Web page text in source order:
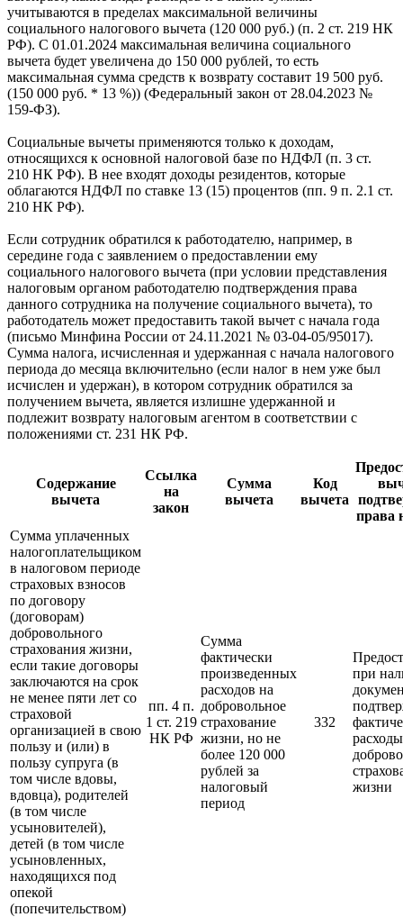
учитываются в пределах максимальной величины
социального налогового вычета (120 000 руб.) (п. 2 ст. 219 НК
РФ). С 01.01.2024 максимальная величина социального
вычета будет увеличена до 150 000 рублей, то есть
максимальная сумма средств к возврату составит 19 500 руб.
(150 000 руб. * 13 %)) (Федеральный закон от 28.04.2023 №
159-ФЗ).
Социальные вычеты применяются только к доходам,
относящихся к основной налоговой базе по НДФЛ (п. 3 ст.
210 НК РФ). В нее входят доходы резидентов, которые
облагаются НДФЛ по ставке 13 (15) процентов (пп. 9 п. 2.1 ст.
210 НК РФ).
Если сотрудник обратился к работодателю, например, в
середине года с заявлением о предоставлении ему
социального налогового вычета (при условии представления
налоговым органом работодателю подтверждения права
данного сотрудника на получение социального вычета), то
работодатель может предоставить такой вычет с начала года
(письмо Минфина России от 24.11.2021 № 03-04-05/95017).
Сумма налога, исчисленная и удержанная с начала налогового
периода до месяца включительно (если налог в нем уже был
исчислен и удержан), в котором сотрудник обратился за
получением вычета, является излишне удержанной и
подлежит возврату налоговым агентом в соответствии с
положениями ст. 231 НК РФ.
Содержание
вычета
Ссылка
на
закон
Сумма
вычета
Код
вычета
права
Сумма уплаченных
налогоплательщиком
в налоговом периоде
страховых взносов
по договору
(договорам)
добровольного
страхования жизни,
если такие договоры
заключаются на срок
не менее пяти лет со
страховой
организацией в свою
пользу и (или) в
пользу супруга (в
том числе вдовы,
вдовца), родителей
(в том числе
усыновителей),
детей (в том числе
усыновленных,
находящихся под
опекой
(попечительством)
пп. 4 п.
1 ст. 219
НК РФ
Сумма
фактически
произведенных
расходов на
добровольное
страхование
жизни, но не
более 120 000
рублей за
налоговый
период
332
при
жизни